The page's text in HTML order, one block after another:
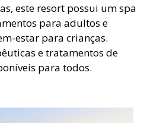
este resort possui um spa
para adultos e
estar para crianças.
e tratamentos de
para todos.